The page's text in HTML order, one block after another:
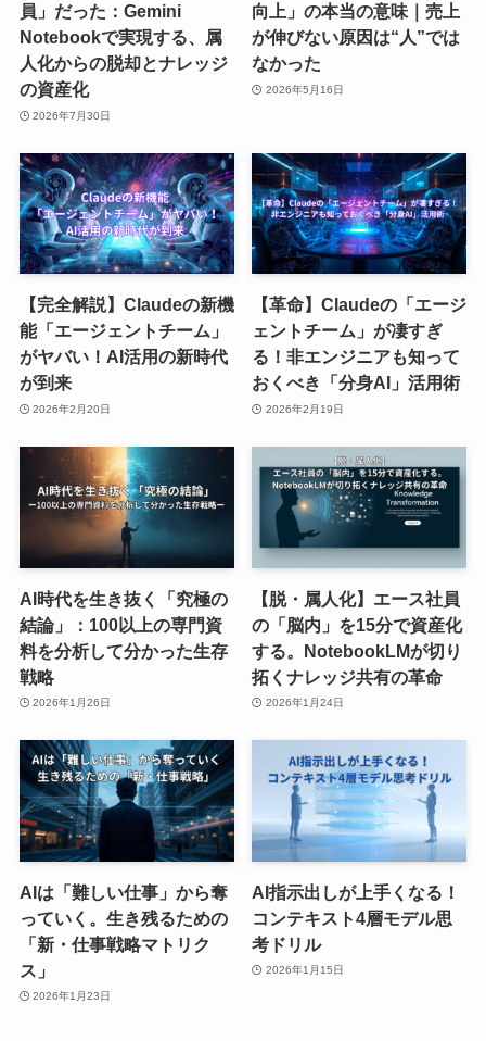
員」だった：Gemini
Notebookで実現する、属
人化からの脱却とナレッジ
の資産化
2026年7月30日
向上」の本当の意味｜売上
が伸びない原因は“人”では
なかった
2026年5月16日
【完全解説】Claudeの新機
能「エージェントチーム」
がヤバい！AI活用の新時代
が到来
2026年2月20日
【革命】Claudeの「エージ
ェントチーム」が凄すぎ
る！非エンジニアも知って
おくべき「分身AI」活用術
2026年2月19日
AI時代を生き抜く「究極の
結論」：100以上の専門資
料を分析して分かった生存
戦略
2026年1月26日
【脱・属人化】エース社員
の「脳内」を15分で資産化
する。NotebookLMが切り
拓くナレッジ共有の革命
2026年1月24日
AIは「難しい仕事」から奪
っていく。生き残るための
「新・仕事戦略マトリク
ス」
2026年1月23日
AI指示出しが上手くなる！
コンテキスト4層モデル思
考ドリル
2026年1月15日